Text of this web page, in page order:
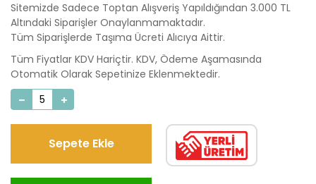
Sitemizde Sadece Toptan Alışveriş Yapıldığından 3.000 TL
Altındaki Siparişler Onaylanmamaktadır.
Tüm Siparişlerde Taşıma Ücreti Alıcıya Aittir.
Tüm Fiyatlar KDV Hariçtir. KDV, Ödeme Aşamasında
Otomatik Olarak Sepetinize Eklenmektedir.
Sepete Ekle